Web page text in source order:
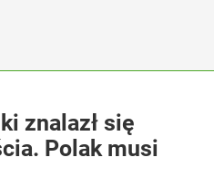
znalazł się
Polak musi